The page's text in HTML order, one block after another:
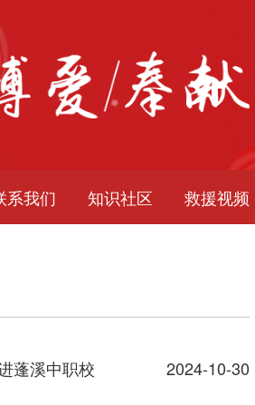
系我们 知识社区 救援视频
蓬溪中职校 2024-10-30